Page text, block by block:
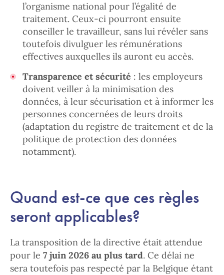
l’organisme national pour l’égalité de
traitement. Ceux-ci pourront ensuite
conseiller le travailleur, sans lui révéler sans
toutefois divulguer les rémunérations
effectives auxquelles ils auront eu accès.
Transparence et sécurité : les employeurs
doivent veiller à la minimisation des
données, à leur sécurisation et à informer les
personnes concernées de leurs droits
(adaptation du registre de traitement et de la
politique de protection des données
notamment).
Quand est-ce que ces règles
seront applicables?
La transposition de la directive était attendue
pour le 7 juin 2026 au plus tard. Ce délai ne
sera toutefois pas respecté par la Belgique étant